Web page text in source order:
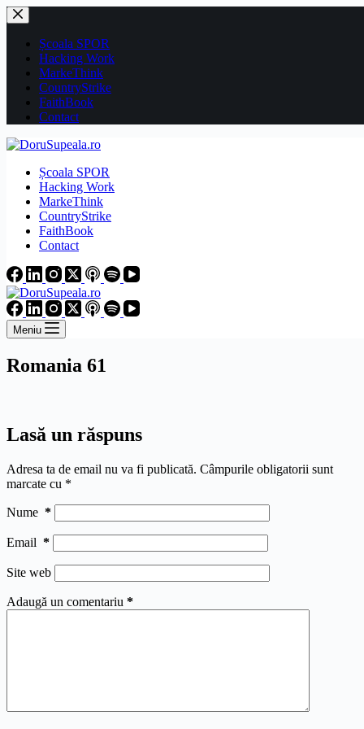
Sari
la
conținutȘcoala SPOR
Hacking Work
MarkeThink
CountryStrike
FaithBook
Contact
Școala SPOR
Hacking Work
MarkeThink
CountryStrike
FaithBook
Contact
Meniu
Romania 61
Lasă un răspuns
Adresa ta de email nu va fi publicată. Câmpurile obligatorii sunt
marcate cu *
Nume *
Email *
Site web
Adaugă un comentariu *